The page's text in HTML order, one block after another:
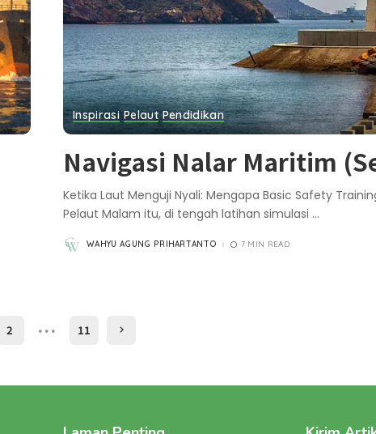
Inspirasi Pelaut Pendidikan
Navigasi Nalar Maritim
Ketika Laut Menguji Nyali: Mengapa Basic Safety
Pelaut Malam itu, di tengah latihan simulasi ...
POSTED
BY
WAHYU AGUNG PRIHARTANTO 7 MIN READ
2 … 11